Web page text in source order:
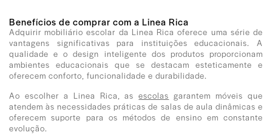
Benefícios de comprar com a Linea Rica
Adquirir mobiliário escolar da Linea Rica oferece uma série de
vantagens significativas para instituições educacionais. A
qualidade e o design inteligente dos produtos proporcionam
ambientes educacionais que se destacam esteticamente e
oferecem conforto, funcionalidade e durabilidade.
Ao escolher a Linea Rica, asescolas garantem móveis que
atendem às necessidades práticas de salas de aula dinâmicas e
oferecem suporte para os métodos de ensino em constante
evolução.